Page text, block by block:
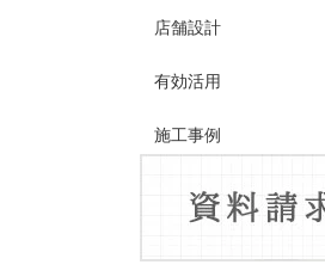
店舗設計
有効活用
施工事例
お客様の声